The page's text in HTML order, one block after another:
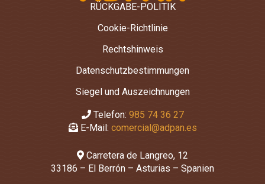
RÜCKGABE-POLITIK
Cookie-Richtlinie
Rechtshinweis
Datenschutzbestimmungen
Siegel und Auszeichnungen
Telefon: 985 74 36 27
E-Mail: comercial@adpan.es
Carretera de Langreo, 12
33186 – El Berrón – Asturias – Spanien